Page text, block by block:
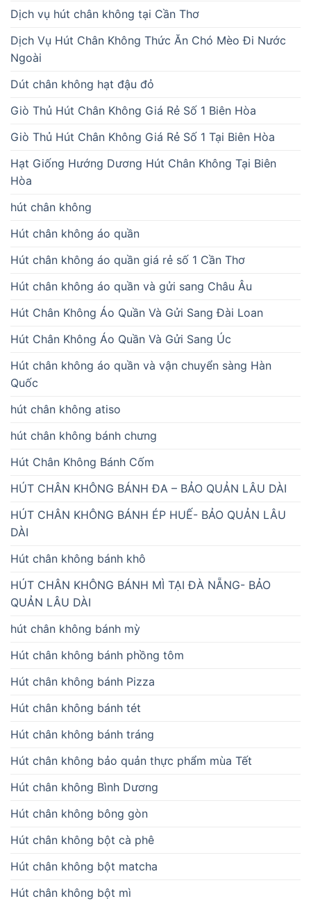
Dịch vụ hút chân không tại Cần Thơ
Dịch Vụ Hút Chân Không Thức Ăn Chó Mèo Đi Nước
Ngoài
Dút chân không hạt đậu đỏ
Giò Thủ Hút Chân Không Giá Rẻ Số 1 Biên Hòa
Giò Thủ Hút Chân Không Giá Rẻ Số 1 Tại Biên Hòa
Hạt Giống Hướng Dương Hút Chân Không Tại Biên
Hòa
hút chân không
Hút chân không áo quần
Hút chân không áo quần giá rẻ số 1 Cần Thơ
Hút chân không áo quần và gửi sang Châu Âu
Hút Chân Không Áo Quần Và Gửi Sang Đài Loan
Hút Chân Không Áo Quần Và Gửi Sang Úc
Hút chân không áo quần và vận chuyển sàng Hàn
Quốc
hút chân không atiso
hút chân không bánh chưng
Hút Chân Không Bánh Cốm
HÚT CHÂN KHÔNG BÁNH ĐA – BẢO QUẢN LÂU DÀI
HÚT CHÂN KHÔNG BÁNH ÉP HUẾ- BẢO QUẢN LÂU
DÀI
Hút chân không bánh khô
HÚT CHÂN KHÔNG BÁNH MÌ TẠI ĐÀ NẴNG- BẢO
QUẢN LÂU DÀI
hút chân không bánh mỳ
Hút chân không bánh phồng tôm
Hút chân không bánh Pizza
Hút chân không bánh tét
Hút chân không bánh tráng
Hút chân không bảo quản thực phẩm mùa Tết
Hút chân không Bình Dương
Hút chân không bông gòn
Hút chân không bột cà phê
Hút chân không bột matcha
Hút chân không bột mì